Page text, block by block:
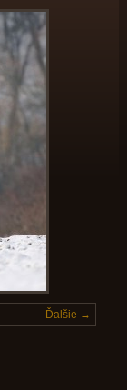
Ďalšie →